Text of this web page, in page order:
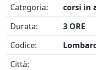
Categoria:
corsi in
Durata:
3 ORE
Codice:
Città: